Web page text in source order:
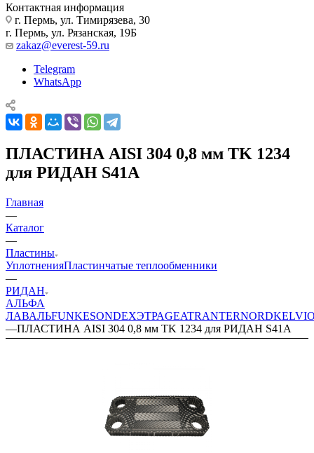
Контактная информация
г. Пермь, ул. Тимирязева, 30
г. Пермь, ул. Рязанская, 19Б
zakaz@everest-59.ru
Telegram
WhatsApp
ПЛАСТИНА AISI 304 0,8 мм TK 1234
для РИДАН S41A
Главная
—
Каталог
—
Пластины
УплотненияПластинчатые теплообменники
—
РИДАН
АЛЬФА
ЛАВАЛЬFUNKESONDEXЭТРАGEATRANTERNORD
—ПЛАСТИНА AISI 304 0,8 мм TK 1234 для РИДАН S41A